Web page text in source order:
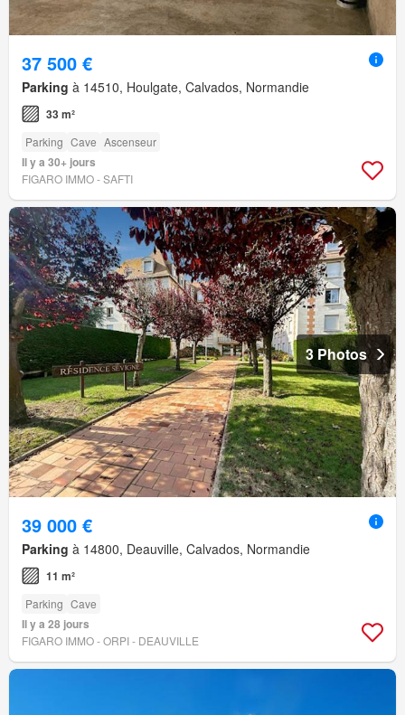
37 500 €
Parking à 14510, Houlgate, Calvados, Normandie
33 m²
Parking Cave Ascenseur
Il y a 30+ jours
FIGARO IMMO - SAFTI
3 Photos
39 000 €
Parking à 14800, Deauville, Calvados, Normandie
11 m²
Parking Cave
Il y a 28 jours
FIGARO IMMO - ORPI - DEAUVILLE